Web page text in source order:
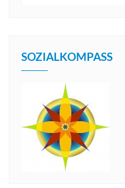
SOZIALKOMPASS